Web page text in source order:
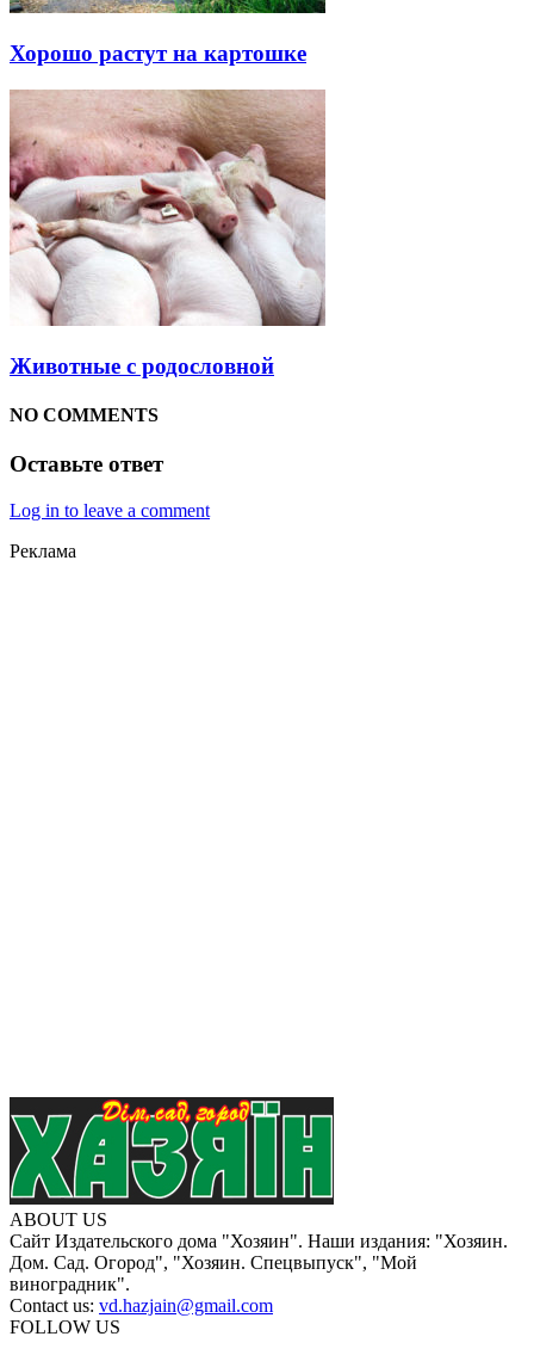
Хорошо растут на картошке
Животные с родословной
NO COMMENTS
Оставьте ответ
Log in to leave a comment
Реклама
ABOUT US
Сайт Издательского дома "Хозяин". Наши издания: "Хозяин.
Дом. Сад. Огород", "Хозяин. Спецвыпуск", "Мой
виноградник".
Contact us: vd.hazjain@gmail.com
FOLLOW US